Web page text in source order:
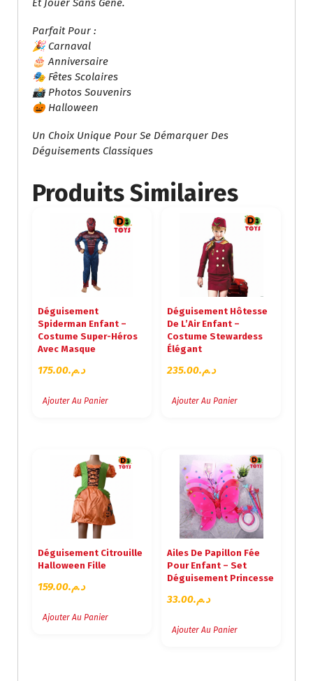
Et Jouer Sans Gêne.
Parfait Pour :
🎉 Carnaval
🎂 Anniversaire
🎭 Fêtes Scolaires
📸 Photos Souvenirs
🎃 Halloween
Un Choix Unique Pour Se Démarquer Des
Déguisements Classiques
Produits Similaires
Déguisement
Spiderman Enfant –
Costume Super-Héros
Avec Masque
د.م.175.00
Ajouter Au Panier
Déguisement Hôtesse
De L’Air Enfant –
Costume Stewardess
Élégant
د.م.235.00
Ajouter Au Panier
Déguisement Citrouille
Halloween Fille
د.م.159.00
Ajouter Au Panier
Ailes De Papillon Fée
Pour Enfant – Set
Déguisement Princesse
د.م.33.00
Ajouter Au Panier